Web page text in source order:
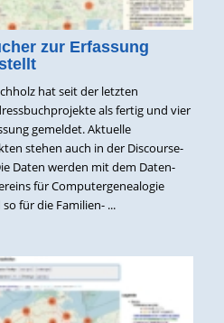
zur Erfassung
hat seit der letzten
als fertig und vier
gemeldet. Aktuelle
stehen auch in der Discourse-
Daten werden mit dem Daten-
für Computergenealogie
für die Familien- ...